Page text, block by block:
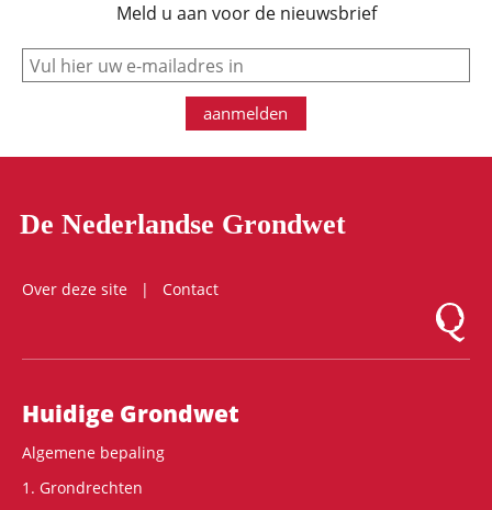
Meld u aan voor de nieuwsbrief
e-mail
aanmelden
De Nederlandse Grondwet
Over deze site
Contact
Logo
Hoofdnavigatie
Huidige Grondwet
Algemene bepaling
1. Grondrechten